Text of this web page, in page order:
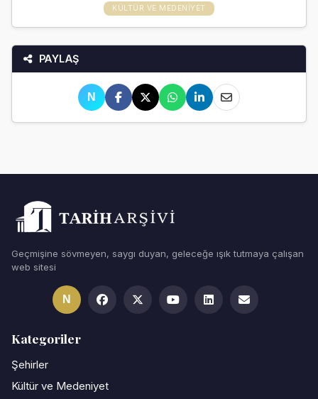
KÜLTÜR VE MEDENIYET
PAYLAŞ
N
Geçmişine sövmeyen, saygı duyan, geleceğe ışık tutmaya çalışan
web sitesi
N
Kategoriler
Şehirler
Kültür ve Medeniyet